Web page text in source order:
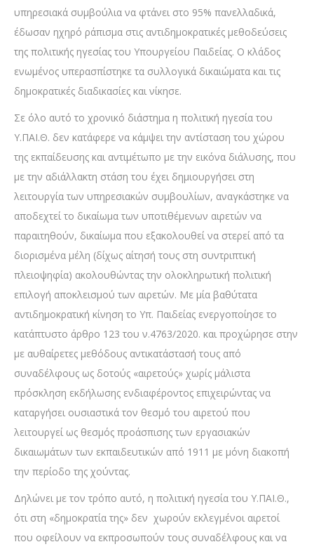
υπηρεσιακά συμβούλια να φτάνει στο 95% πανελλαδικά,
έδωσαν ηχηρό ράπισμα στις αντιδημοκρατικές μεθοδεύσεις
της πολιτικής ηγεσίας του Υπουργείου Παιδείας. Ο κλάδος
ενωμένος υπερασπίστηκε τα συλλογικά δικαιώματα και τις
δημοκρατικές διαδικασίες και νίκησε.
Σε όλο αυτό το χρονικό διάστημα η πολιτική ηγεσία του
Υ.ΠΑΙ.Θ. δεν κατάφερε να κάμψει την αντίσταση του χώρου
της εκπαίδευσης και αντιμέτωπο με την εικόνα διάλυσης, που
με την αδιάλλακτη στάση του έχει δημιουργήσει στη
λειτουργία των υπηρεσιακών συμβουλίων, αναγκάστηκε να
αποδεχτεί το δικαίωμα των υποτιθέμενων αιρετών να
παραιτηθούν, δικαίωμα που εξακολουθεί να στερεί από τα
διορισμένα μέλη (δίχως αίτησή τους στη συντριπτική
πλειοψηφία) ακολουθώντας την ολοκληρωτική πολιτική
επιλογή αποκλεισμού των αιρετών. Με μία βαθύτατα
αντιδημοκρατική κίνηση το Υπ. Παιδείας ενεργοποίησε το
κατάπτυστο άρθρο 123 του ν.4763/2020. και προχώρησε στην
με αυθαίρετες μεθόδους αντικατάστασή τους από
συναδέλφους ως δοτούς «αιρετούς» χωρίς μάλιστα
πρόσκληση εκδήλωσης ενδιαφέροντος επιχειρώντας να
καταργήσει ουσιαστικά τον θεσμό του αιρετού που
λειτουργεί ως θεσμός προάσπισης των εργασιακών
δικαιωμάτων των εκπαιδευτικών από 1911 με μόνη διακοπή
την περίοδο της χούντας.
Δηλώνει με τον τρόπο αυτό, η πολιτική ηγεσία του Υ.ΠΑΙ.Θ.,
ότι στη «δημοκρατία της» δεν χωρούν εκλεγμένοι αιρετοί
που οφείλουν να εκπροσωπούν τους συναδέλφους και να